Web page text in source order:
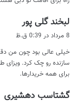
لبخند گلی پور
ف
:
8 مرداد در 0:39 ق.ظ
خیلی عالی بود چون من
سازنده رو چک کرد. ویزای
برای همه خریدارها.
گشتاسب دهشیری